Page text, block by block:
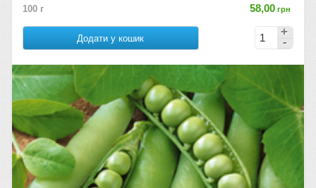
100 г 58,00 грн
Додати у кошик